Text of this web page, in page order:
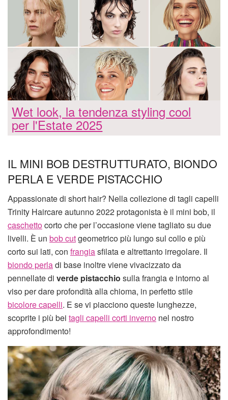
Wet look, la tendenza styling cool
per l'Estate 2025
IL MINI BOB DESTRUTTURATO, BIONDO
PERLA E VERDE PISTACCHIO
Appassionate di short hair? Nella collezione di tagli capelli
Trinity Haircare autunno 2022 protagonista è il mini bob, il
caschettocorto che per l’occasione viene tagliato su due
livelli. È un bob cutgeometrico più lungo sul collo e più
corto sui lati, con frangiasfilata e altrettanto irregolare. Il
biondo perladi base inoltre viene vivacizzato da
pennellate di verde pistacchio sulla frangia e intorno al
viso per dare profondità alla chioma, in perfetto stile
bicolore capelli. E se vi piacciono queste lunghezze,
scoprite i più bei tagli capelli corti inverno nel nostro
approfondimento!